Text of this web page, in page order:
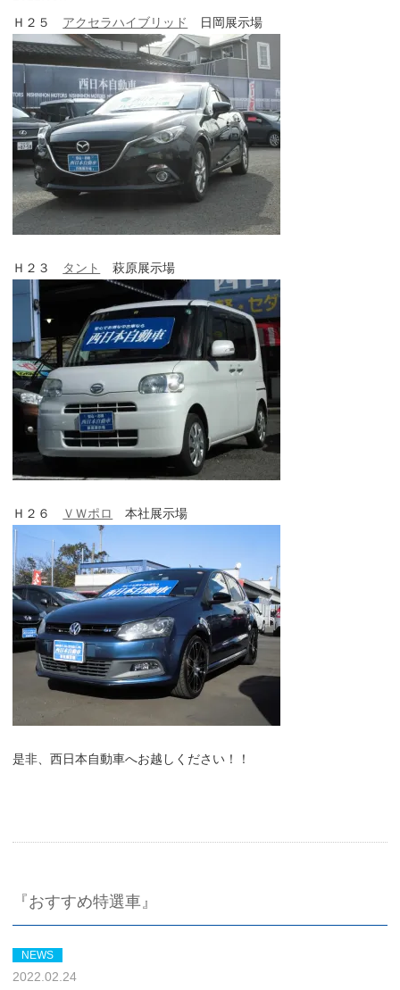
Ｈ２５ アクセラハイブリッド 日岡展示場
Ｈ２３ タント 萩原展示場
Ｈ２６ ＶＷポロ 本社展示場
是非、西日本自動車へお越しください！！
『おすすめ特選車』
NEWS
2022.02.24